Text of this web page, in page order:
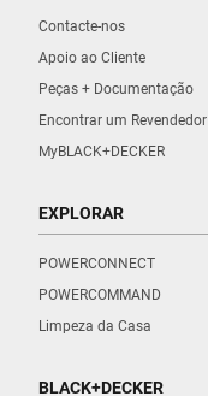
Contacte-nos
Apoio ao Cliente
Peças + Documentação
Encontrar um Revendedor
MyBLACK+DECKER
EXPLORAR
POWERCONNECT
POWERCOMMAND
Limpeza da Casa
BLACK+DECKER